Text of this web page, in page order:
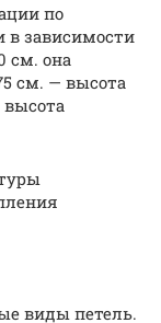
по
в зависимости
см. она
см. — высота
высота
виды петель.